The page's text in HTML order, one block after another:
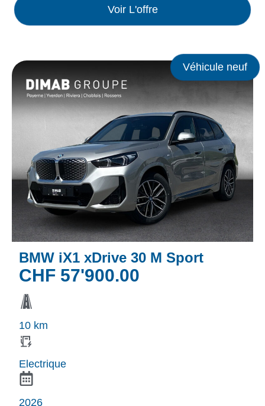
Voir L'offre
Véhicule neuf
BMW iX1 xDrive 30 M Sport
CHF 57'900.00
10 km
Electrique
2026